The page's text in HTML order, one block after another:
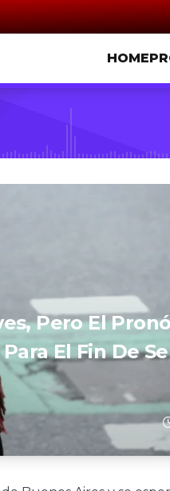
HOME
Pero El
El Fin De